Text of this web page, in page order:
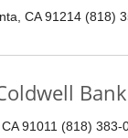
CA 91214 (818)
91011 (818) 383-